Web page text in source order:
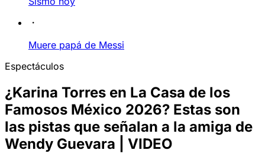
Muere papá de Messi
Espectáculos
¿Karina Torres en La Casa de los
Famosos México 2026? Estas son
las pistas que señalan a la amiga de
Wendy Guevara | VIDEO